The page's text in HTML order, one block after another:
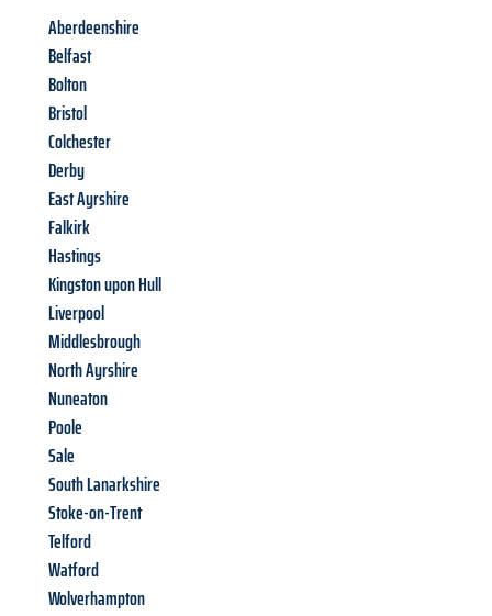
Aberdeenshire
Belfast
Bolton
Bristol
Colchester
Derby
East Ayrshire
Falkirk
Hastings
Kingston upon Hull
Liverpool
Middlesbrough
North Ayrshire
Nuneaton
Poole
Sale
South Lanarkshire
Stoke-on-Trent
Telford
Watford
Wolverhampton